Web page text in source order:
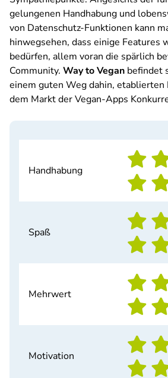
gelungenen Handhabung und
von Datenschutz-Funktionen kann
hinwegsehen, dass einige Features
bedürfen, allem voran die spärlich
Community. Way to Vegan befindet
einem guten Weg dahin, etablierten
dem Markt der Vegan-Apps
Handhabung
Spaß
Mehrwert
Motivation